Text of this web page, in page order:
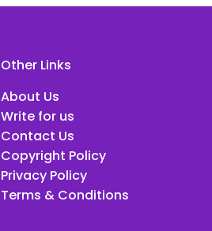
Other Links
About Us
Write for us
Contact Us
Copyright Policy
Privacy Policy
Terms & Conditions